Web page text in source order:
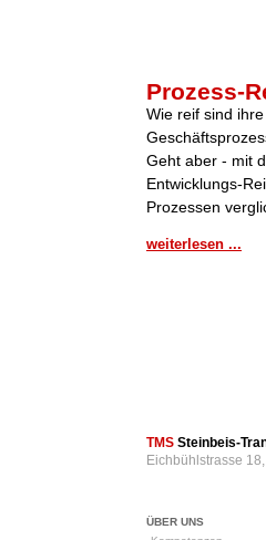
Prozess-
Wie reif sind
Geht aber - mit
Entwicklungs-
Prozessen
weiterlesen ...
TMS Steinbeis-
Eichbühlstrasse
ÜBER UNS